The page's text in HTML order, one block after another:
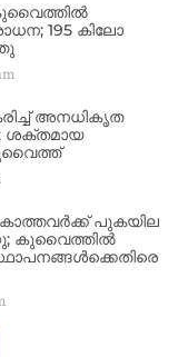
195 കിലോ
അനധികൃത
ശക്തമായ
പുകയില
കുവൈത്തിൽ